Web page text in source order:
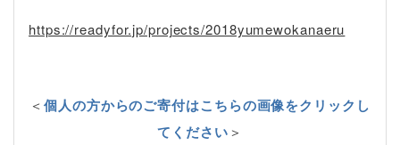
https://readyfor.jp/projects/2018yumewokanaeru
＜個人の方からのご寄付はこちらの画像をクリックし
てください＞